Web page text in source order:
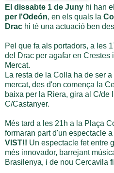
El dissabte 1 de Juny hi han
per l'Odeón, en els quals la
Drac hi té una actuació ben
Pel que fa als portadors, a les
del Drac per agafar en Crestes
Mercat.
La resta de la Colla ha de ser
mercat, des d'on comença la
baixa per la Riera, gira al C/de
C/Castanyer.
Més tard a les 21h a la Plaça
formaran part d'un espectacle
VIST!! Un espectacle fet entre
més innovador, barrejant
Brasilenya, i de nou Cercavila